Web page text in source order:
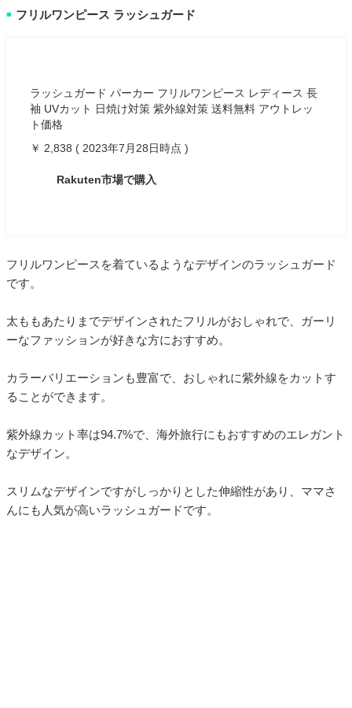
■ フリルワンピース ラッシュガード
ラッシュガード パーカー フリルワンピース レディース 長
袖 UVカット 日焼け対策 紫外線対策 送料無料 アウトレッ
ト価格
￥ 2,838 ( 2023年7月28日時点 )
Rakuten市場で購入
フリルワンピースを着ているようなデザインのラッシュガード
です。
太ももあたりまでデザインされたフリルがおしゃれで、ガーリ
ーなファッションが好きな方におすすめ。
カラーバリエーションも豊富で、おしゃれに紫外線をカットす
ることができます。
紫外線カット率は94.7%で、海外旅行にもおすすめのエレガント
なデザイン。
スリムなデザインですがしっかりとした伸縮性があり、ママさ
んにも人気が高いラッシュガードです。